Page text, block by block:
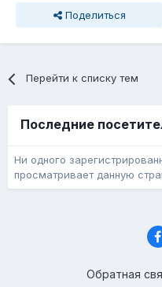
Поделиться
Перейти к списку тем
Последние
Ни одного
просматривает данную
Обратная